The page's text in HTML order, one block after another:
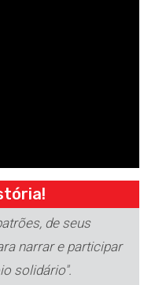
de seus
narrar e participar
solidário".